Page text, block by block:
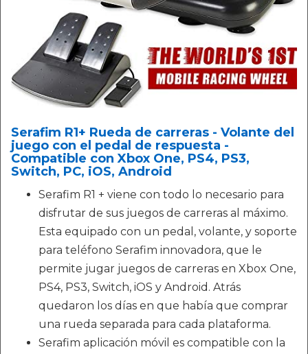
Serafim R1+ Rueda de carreras - Volante del
juego con el pedal de respuesta -
Compatible con Xbox One, PS4, PS3,
Switch, PC, iOS, Android
Serafim R1 + viene con todo lo necesario para
disfrutar de sus juegos de carreras al máximo.
Esta equipado con un pedal, volante, y soporte
para teléfono Serafim innovadora, que le
permite jugar juegos de carreras en Xbox One,
PS4, PS3, Switch, iOS y Android. Atrás
quedaron los días en que había que comprar
una rueda separada para cada plataforma.
Serafim aplicación móvil es compatible con la